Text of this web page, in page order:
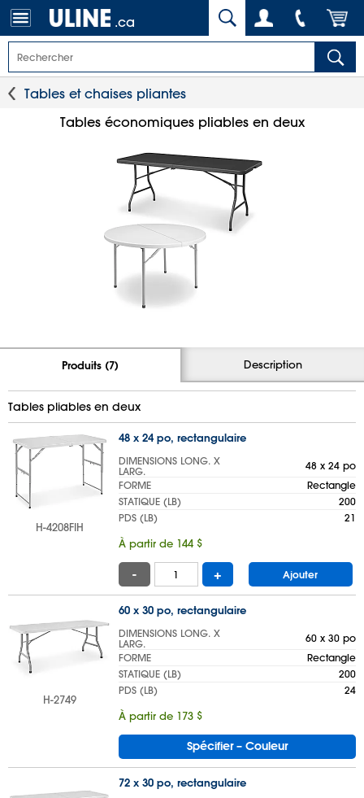
.ca
Tables et chaises pliantes
Tables économiques pliables en deux
Produits (7) Description
Tables pliables en deux
H-4208FIH
48 x 24 po, rectangulaire
DIMENSIONS LONG. X
LARG.
48 x 24 po
FORME
Rectangle
STATIQUE (LB)
200
PDS (LB)
21
À partir de 144 $
- + Ajouter
H-2749
60 x 30 po, rectangulaire
DIMENSIONS LONG. X
LARG.
60 x 30 po
FORME
Rectangle
STATIQUE (LB)
200
PDS (LB)
24
À partir de 173 $
Spécifier – Couleur
72 x 30 po, rectangulaire